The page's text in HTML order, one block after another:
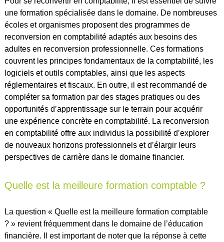
une formation spécialisée dans le domaine. De nombreuses
écoles et organismes proposent des programmes de
reconversion en comptabilité adaptés aux besoins des
adultes en reconversion professionnelle. Ces formations
couvrent les principes fondamentaux de la comptabilité, les
logiciels et outils comptables, ainsi que les aspects
réglementaires et fiscaux. En outre, il est recommandé de
compléter sa formation par des stages pratiques ou des
opportunités d’apprentissage sur le terrain pour acquérir
une expérience concrète en comptabilité. La reconversion
en comptabilité offre aux individus la possibilité d’explorer
de nouveaux horizons professionnels et d’élargir leurs
perspectives de carrière dans le domaine financier.
Quelle est la meilleure formation comptable ?
La question « Quelle est la meilleure formation comptable
? » revient fréquemment dans le domaine de l’éducation
financière. Il est important de noter que la réponse à cette